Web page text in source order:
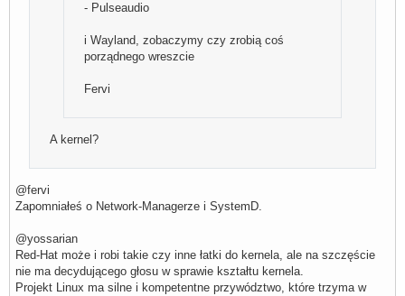
- Pulseaudio
i Wayland, zobaczymy czy zrobią coś
porządnego wreszcie
Fervi
A kernel?
@fervi
Zapomniałeś o Network-Managerze i SystemD.
@yossarian
Red-Hat może i robi takie czy inne łatki do kernela, ale na szczęście
nie ma decydującego głosu w sprawie kształtu kernela.
Projekt Linux ma silne i kompetentne przywództwo, które trzyma w